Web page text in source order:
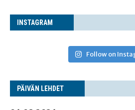
INS­TA­GRAM
Follow on
PÄI­VÄN LEHDET